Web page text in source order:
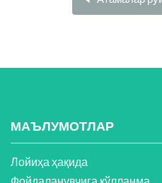
МАЪЛУМОТЛАР
Лойиҳа ҳақида
Фойдаланувчига қўлланма